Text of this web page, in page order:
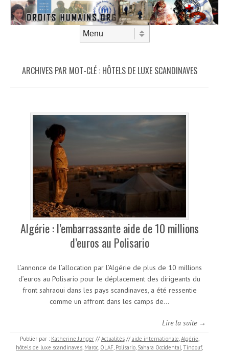
ARCHIVES PAR MOT-CLÉ : HÔTELS DE LUXE SCANDINAVES
Algérie : l’embarrassante aide de 10 millions
d’euros au Polisario
L’annonce de l’allocation par l’Algérie de plus de 10 millions
d’euros au Polisario pour le déplacement des dirigeants du
front sahraoui dans les pays scandinaves, a été ressentie
comme un affront dans les camps de…
Lire la suite →
Publier par : Katherine Junger // Actualités // aide internationale,Algérie,
hôtels de luxe scandinaves, Maroc, OLAF, Polisario, Sahara Occidental,Tindouf,